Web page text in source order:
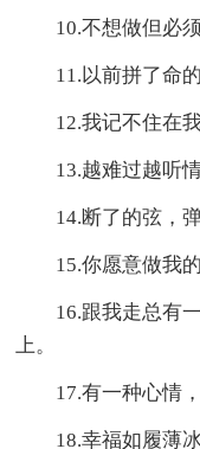
10.不想做但必
11.以前拼了命
12.我记不住在
13.越难过越听
14.断了的弦，
15.你愿意做我
16.跟我走总有
上。
17.有一种心情
18.幸福如履薄